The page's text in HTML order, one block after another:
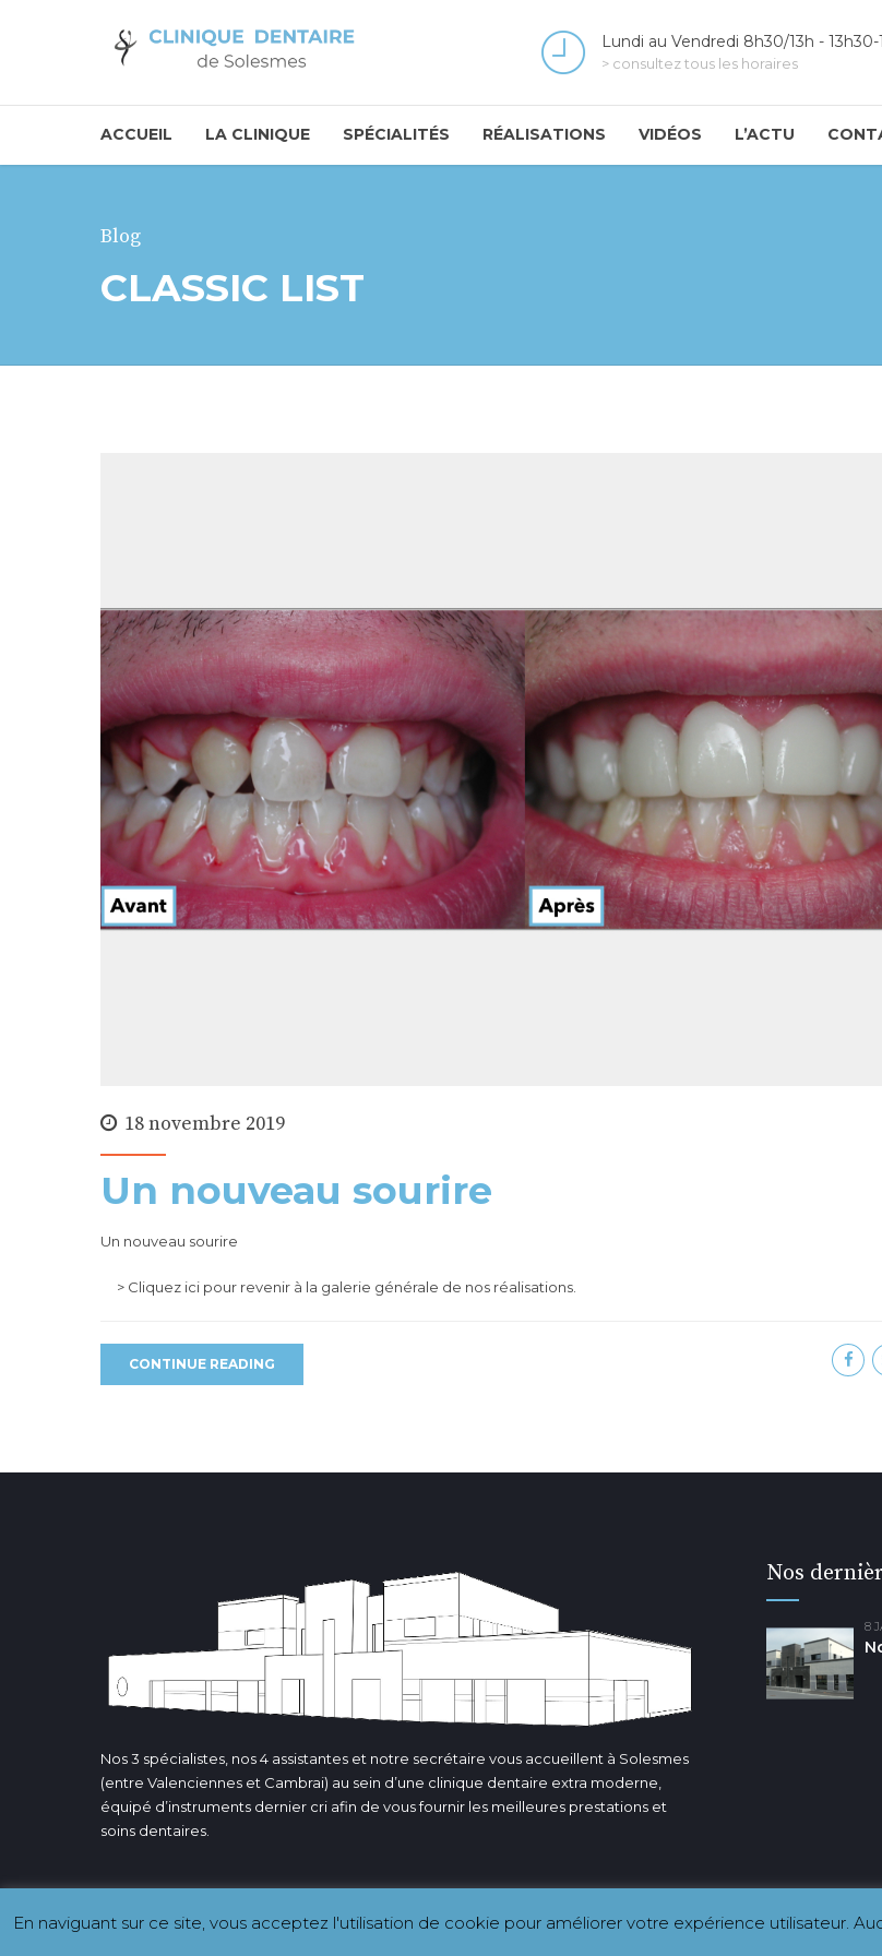
Lundi au Vendredi 8h30/13h - 13h30-
> consultez tous les horaires
ACCUEIL LA CLINIQUE SPÉCIALITÉS RÉALISATIONS VIDÉOS L’ACTU
Blog
CLASSIC LIST
18 novembre 2019
Un nouveau sourire
Un nouveau sourire
> Cliquez ici pour revenir à la galerie générale de nos réalisations.
CONTINUE READING
Nos 3 spécialistes, nos 4 assistantes et notre secrétaire vous accueillent à Solesmes
(entre Valenciennes et Cambrai) au sein d’une clinique dentaire extra moderne,
équipé d’instruments dernier cri afin de vous fournir les meilleures prestations et
soins dentaires.
Nos
8
Copyright Clinique Dentaire de Solesmes 2019. Tous droits réservés.
En naviguant sur ce site, vous acceptez l'utilisation de cookie pour améliorer votre expérience utilisateur.